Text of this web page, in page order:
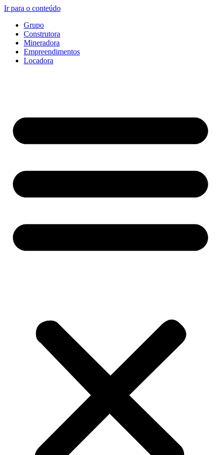
Ir para o conteúdo
Grupo
Construtora
Mineradora
Empreendimentos
Locadora